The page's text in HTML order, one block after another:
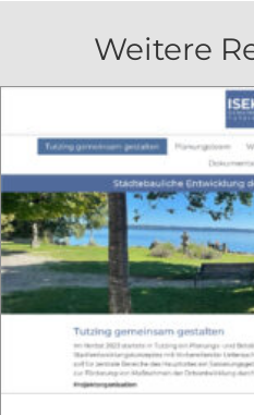
Weitere